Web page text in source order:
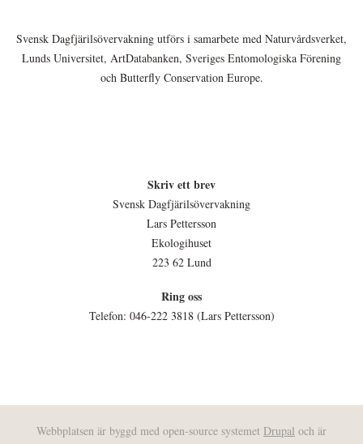
Svensk Dagfjärilsövervakning utförs i samarbete med Naturvårdsverket,
Lunds Universitet, ArtDatabanken, Sveriges Entomologiska Förening
och Butterfly Conservation Europe.
Skriv ett brev
Svensk Dagfjärilsövervakning
Lars Pettersson
Ekologihuset
223 62 Lund
Ring oss
Telefon: 046-222 3818 (Lars Pettersson)
Webbplatsen är byggd med open-source systemet Drupal och är